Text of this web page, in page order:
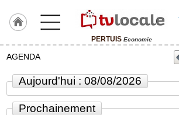
PERTUIS Economie
J'adhère
ACCUEIL
PERTUIS
AGENDA
Aujourd'hui : 08/08/2026
Prochainement